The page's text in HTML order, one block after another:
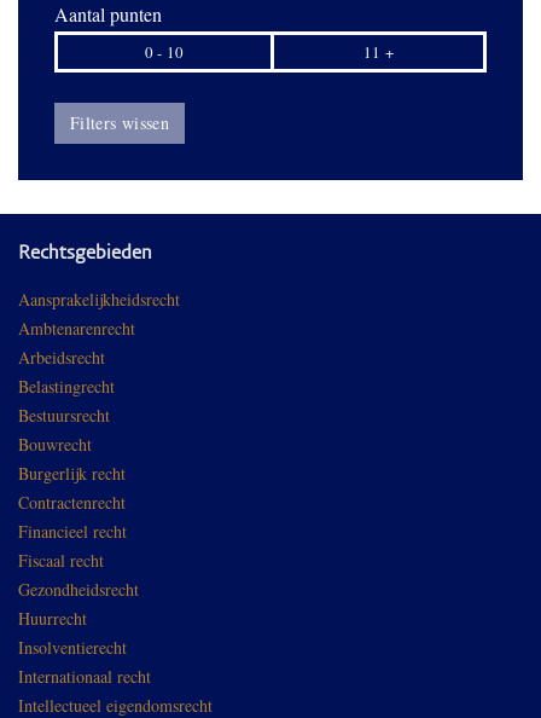
Aantal punten
0 - 10 11 +
Filters wissen
Rechtsgebieden
Aansprakelijkheidsrecht
Ambtenarenrecht
Arbeidsrecht
Belastingrecht
Bestuursrecht
Bouwrecht
Burgerlijk recht
Contractenrecht
Financieel recht
Fiscaal recht
Gezondheidsrecht
Huurrecht
Insolventierecht
Internationaal recht
Intellectueel eigendomsrecht